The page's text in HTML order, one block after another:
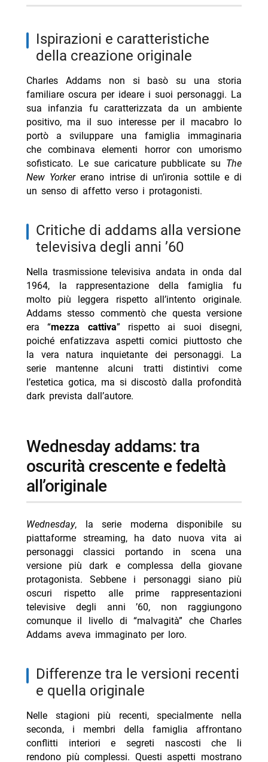
- Steven Basalari, sarà il pubblico a decidere se aprirà
un’attività: il nuovo video TikTok
ispirazioni e caratteristiche
della creazione originale
Charles Addams non si basò su una storia
familiare oscura per ideare i suoi personaggi. La
sua infanzia fu caratterizzata da un ambiente
positivo, ma il suo interesse per il macabro lo
portò a sviluppare una famiglia immaginaria
che combinava elementi horror con umorismo
sofisticato. Le sue caricature pubblicate su The
New Yorkererano intrise di un’ironia sottile e di
un senso di affetto verso i protagonisti.
critiche di addams alla versione
televisiva degli anni ’60
Nella trasmissione televisiva andata in onda dal
1964, la rappresentazione della famiglia fu
molto più leggera rispetto all’intento originale.
Addams stesso commentò che questa versione
era “mezza cattiva” rispetto ai suoi disegni,
poiché enfatizzava aspetti comici piuttosto che
la vera natura inquietante dei personaggi. La
serie mantenne alcuni tratti distintivi come
l’estetica gotica, ma si discostò dalla profondità
dark prevista dall’autore.
wednesday addams: tra
oscurità crescente e fedeltà
all’originale
Wednesday, la serie moderna disponibile su
piattaforme streaming, ha dato nuova vita ai
personaggi classici portando in scena una
versione più dark e complessa della giovane
protagonista. Sebbene i personaggi siano più
oscuri rispetto alle prime rappresentazioni
televisive degli anni ’60, non raggiungono
comunque il livello di “malvagità” che Charles
Addams aveva immaginato per loro.
differenze tra le versioni recenti
e quella originale
Nelle stagioni più recenti, specialmente nella
seconda, i membri della famiglia affrontano
conflitti interiori e segreti nascosti che li
rendono più complessi. Questi aspetti mostrano